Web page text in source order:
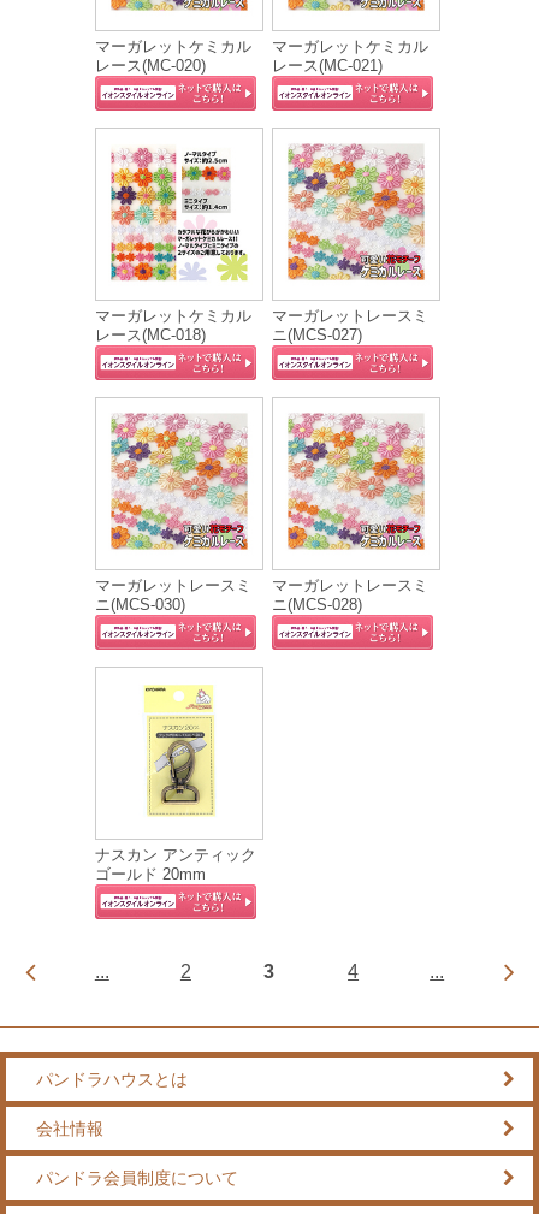
マーガレットケミカル
レース(MC‐020)
マーガレットケミカル
レース(MC‐021)
マーガレットケミカル
レース(MC‐018)
マーガレットレースミ
ニ(MCS‐027)
マーガレットレースミ
ニ(MCS‐030)
マーガレットレースミ
ニ(MCS‐028)
ナスカン アンティック
ゴールド 20mm
... 2 3 4 ...
パンドラハウスとは
会社情報
パンドラ会員制度について